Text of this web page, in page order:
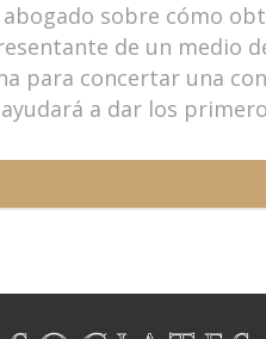
sobre cómo
de un medio
para concertar una
a dar los